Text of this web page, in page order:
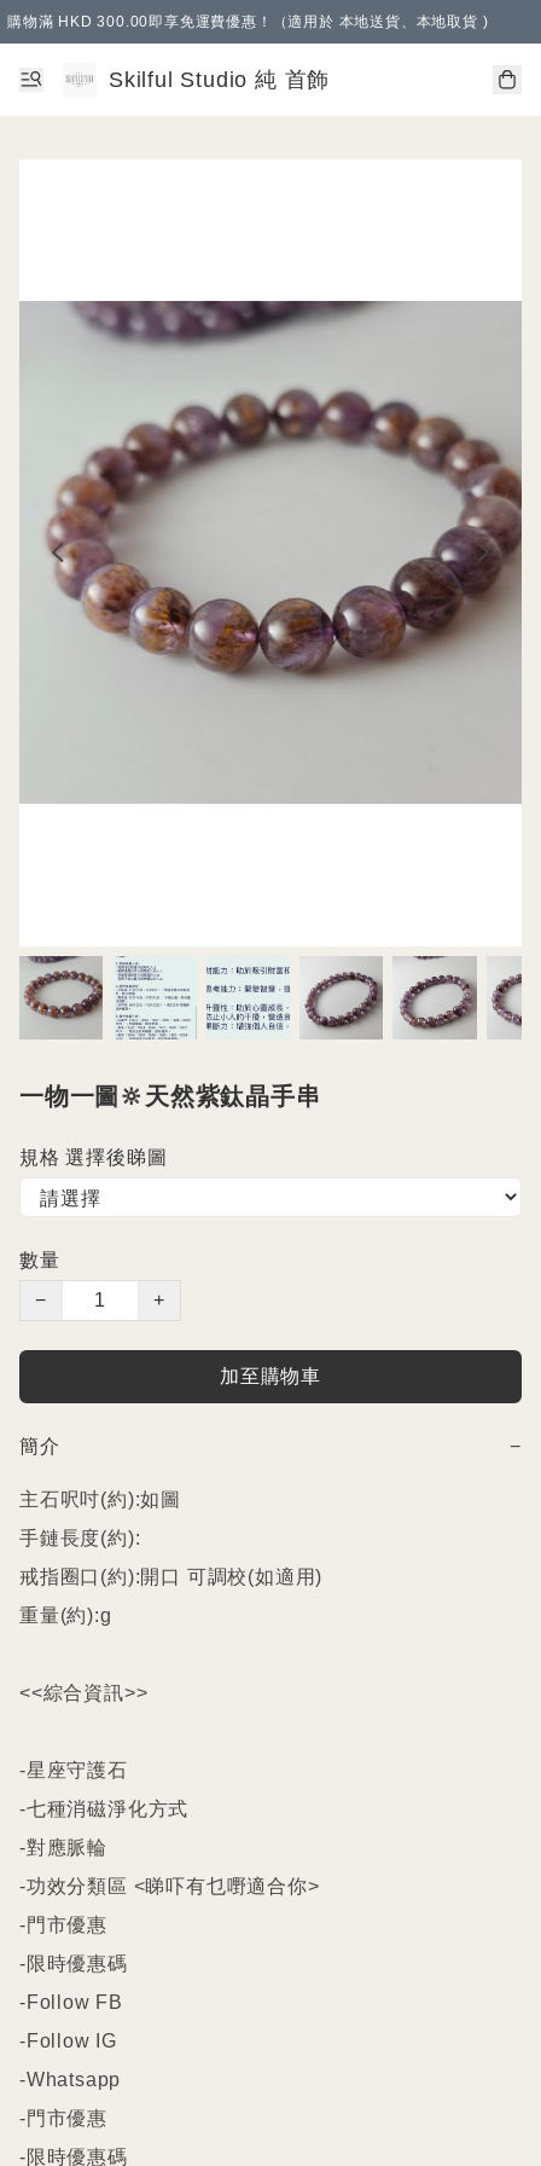
購物滿 HKD 300.00即享免運費優惠！（適用於 本地送貨、本地取貨 )
Skilful Studio 純 首飾
一物一圖🔆天然紫鈦晶手串
規格 選擇後睇圖
數量
−
+
加至購物車
簡介 −
主石呎吋(約):如圖
手鏈長度(約):
戒指圈口(約):開口 可調校(如適用)
重量(約):g
<<綜合資訊>>
-星座守護石
-七種消磁淨化方式
-對應脈輪
-功效分類區 <睇吓有乜嘢適合你>
-門市優惠
-限時優惠碼
-Follow FB
-Follow IG
-Whatsapp
-門市優惠
-限時優惠碼